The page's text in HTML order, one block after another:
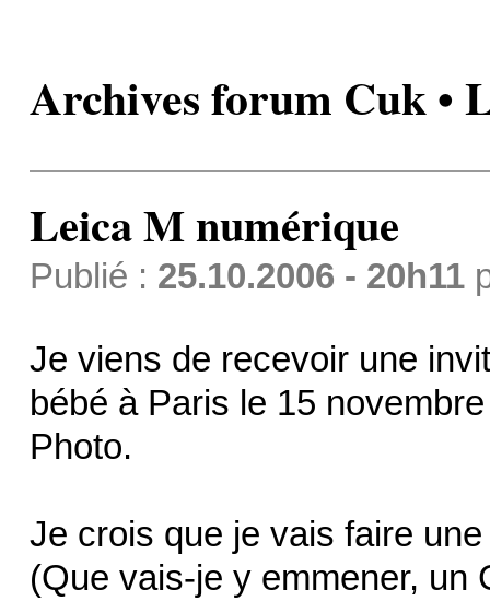
Archives forum Cuk •
Leica M numérique
Publié : 25.10.2006 - 20h11
Je viens de recevoir une
bébé à Paris le 15
Photo.
Je crois que je vais faire
(Que vais-je y emmener,